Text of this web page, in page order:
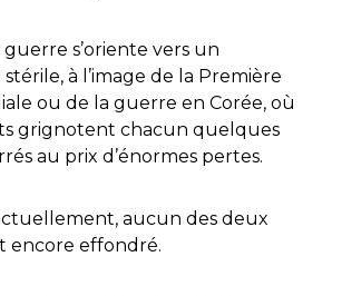
guerre s’oriente vers un
à l’image de la Première
ou de la guerre en Corée, où
grignotent chacun quelques
au prix d’énormes pertes.
aucun des deux
encore effondré.